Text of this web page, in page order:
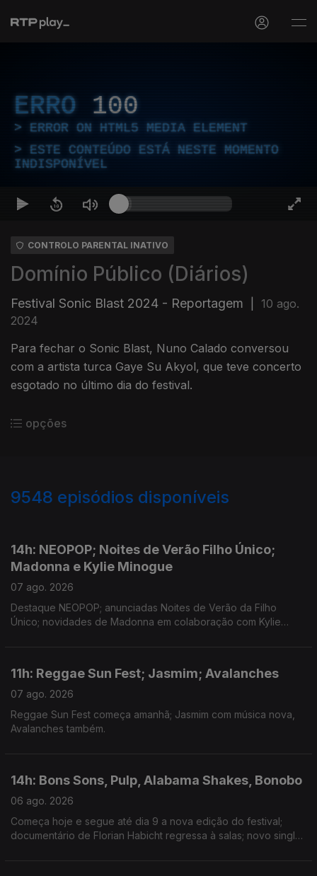
ERRO 100
ERROR ON HTML5 MEDIA ELEMENT
ESTE CONTEÚDO ESTÁ NESTE MOMENTO
INDISPONÍVEL
CONTROLO PARENTAL INATIVO
Domínio Público (Diários)
Festival Sonic Blast 2024 - Reportagem
10 ago.
2024
Para fechar o Sonic Blast, Nuno Calado conversou
com a artista turca Gaye Su Akyol, que teve concerto
esgotado no último dia do festival.
opções
9548 episódios disponíveis
14h: NEOPOP; Noites de Verão Filho Único;
Madonna e Kylie Minogue
07 ago. 2026
Destaque NEOPOP; anunciadas Noites de Verão da Filho
Único; novidades de Madonna em colaboração com Kylie
11h: Reggae Sun Fest; Jasmim; Avalanches
07 ago. 2026
Reggae Sun Fest começa amanhã; Jasmim com música nova,
Avalanches também.
14h: Bons Sons, Pulp, Alabama Shakes, Bonobo
06 ago. 2026
Começa hoje e segue até dia 9 a nova edição do festival;
documentário de Florian Habicht regressa à salas; novo single: